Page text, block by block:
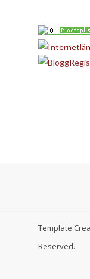
Template
Reserved.